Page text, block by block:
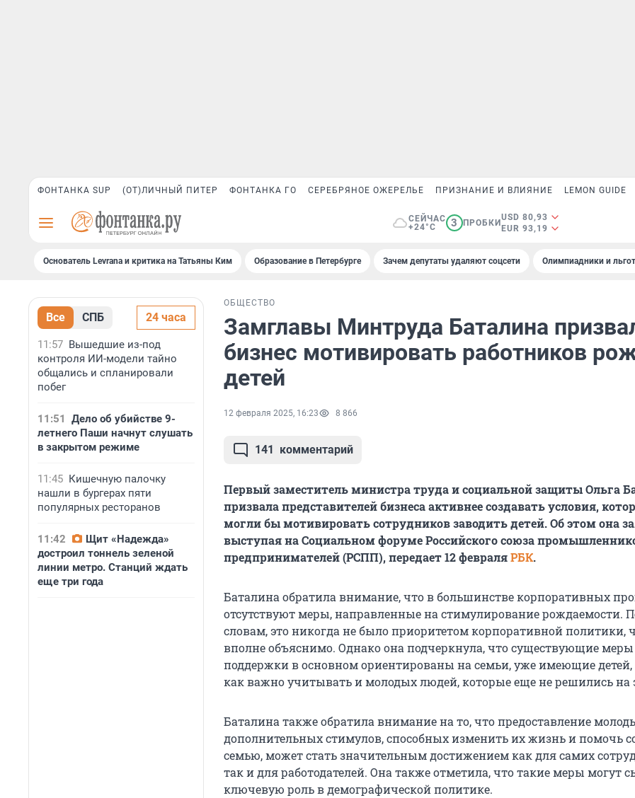
ФОНТАНКА SUP (ОТ)ЛИЧНЫЙ ПИТЕР ФОНТАНКА ГО СЕРЕБРЯНОЕ ОЖЕРЕЛЬЕ ПРИЗНАНИЕ И ВЛИЯНИЕ LEMON GUIDE
СЕЙЧАС
+24°C
3 ПРОБКИ
USD 80,93
EUR 93,19
Основатель Levrana и критика на Татьяны Ким Образование в Петербурге Зачем депутаты удаляют соцсети Олимпиадники и
Все СПБ 24 часа
11:57 Вышедшие из-под
контроля ИИ-модели тайно
общались и спланировали
побег
11:51
Дело об убийстве 9-
летнего Паши начнут слушать
в закрытом режиме
11:45 Кишечную палочку
нашли в бургерах пяти
популярных ресторанов
11:42
Щит «Надежда»
достроил тоннель зеленой
линии метро. Станций ждать
еще три года
ОБЩЕСТВО
Замглавы Минтруда Баталина
бизнес мотивировать работников
детей
12 февраля 2025, 16:23 8 866
141 комментарий
Первый заместитель министра труда и социальной защиты Ольга
призвала представителей бизнеса активнее создавать условия,
могли бы мотивировать сотрудников заводить детей. Об этом она
выступая на Социальном форуме Российского союза
предпринимателей (РСПП), передает 12 февраляРБК.
Баталина обратила внимание, что в большинстве корпоративных
отсутствуют меры, направленные на стимулирование рождаемости.
словам, это никогда не было приоритетом корпоративной политики,
вполне объяснимо. Однако она подчеркнула, что существующие меры
поддержки в основном ориентированы на семьи, уже имеющие детей,
как важно учитывать и молодых людей, которые еще не решились на
Баталина также обратила внимание на то, что предоставление
дополнительных стимулов, способных изменить их жизнь и помочь
семью, может стать значительным достижением как для самих
так и для работодателей. Она также отметила, что такие меры могут
ключевую роль в демографической политике.